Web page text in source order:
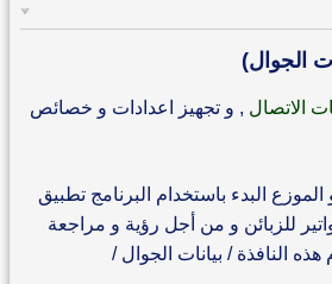
الجوال)
الاتصال , و تجهيز اعدادات و خصائص
البدء باستخدام البرنامج تطبيق
للزبائن و من أجل رؤية و مراجعة
هذه النافذة / بيانات الجوال /